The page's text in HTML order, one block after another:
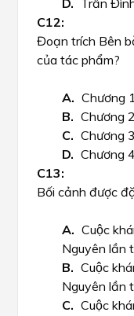
Trần
Đoạn trích Bên
của tác phẩm?
Chương
Chương 2
Chương 3
Chương 4
Bối cảnh được
Cuộc
Nguyên lần
Cuộc
Nguyên lần
Cuộc